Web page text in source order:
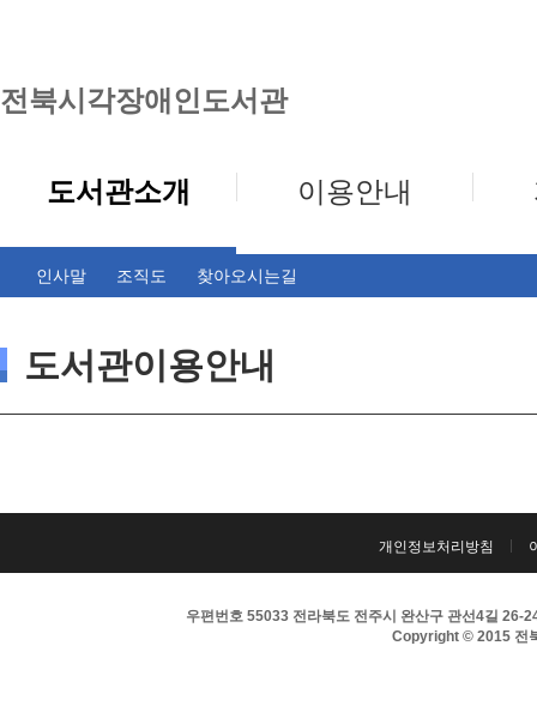
전북시각장애인도서관
도서관소개
인사말 조직도 찾아오시는길
이용안내
도서관이용안내
개인정보처리방침
우편번호 55033 전라북도 전주시 완산구 관선4길
Copyright © 2015 전